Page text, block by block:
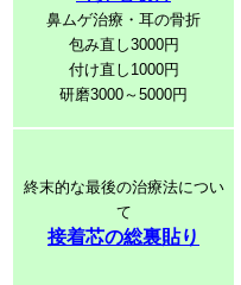
鼻ムゲ治療・耳の骨折
包み直し3000円
付け直し1000円
研磨3000～5000円
終末的な最後の治療法につい
て
接着芯の総裏貼り